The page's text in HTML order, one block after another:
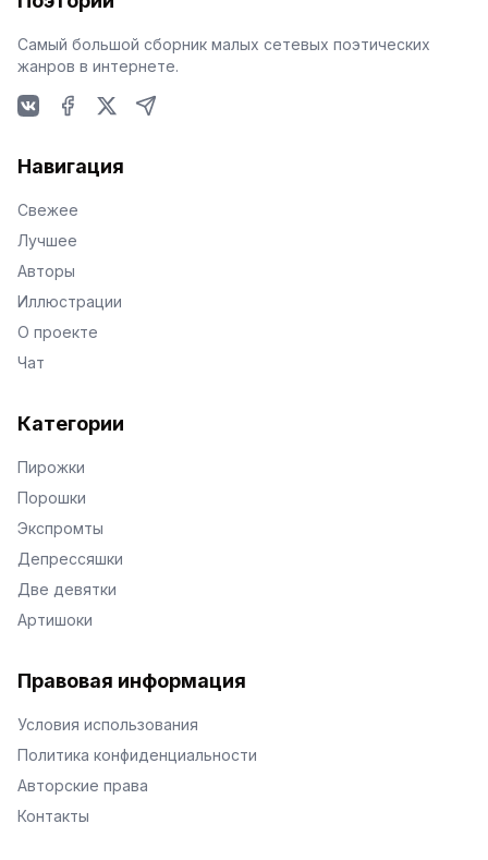
Самый большой сборник малых сетевых поэтических
жанров в интернете.
Навигация
Свежее
Лучшее
Авторы
Иллюстрации
О проекте
Чат
Категории
Пирожки
Порошки
Экспромты
Депрессяшки
Две девятки
Артишоки
Правовая информация
Условия использования
Политика конфиденциальности
Авторские права
Контакты